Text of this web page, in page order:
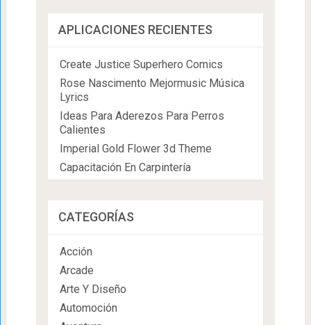
APLICACIONES RECIENTES
Create Justice Superhero Comics
Rose Nascimento Mejormusic Música
Lyrics
Ideas Para Aderezos Para Perros
Calientes
Imperial Gold Flower 3d Theme
Capacitación En Carpintería
CATEGORÍAS
Acción
Arcade
Arte Y Diseño
Automoción